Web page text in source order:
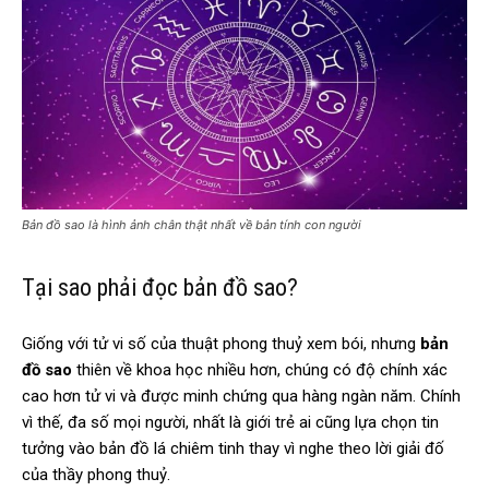
Bản đồ sao là hình ảnh chân thật nhất về bản tính con người
Tại sao phải đọc bản đồ sao?
Giống với tử vi số của thuật phong thuỷ xem bói, nhưng bản
đồ sao thiên về khoa học nhiều hơn, chúng có độ chính xác
cao hơn tử vi và được minh chứng qua hàng ngàn năm. Chính
vì thế, đa số mọi người, nhất là giới trẻ ai cũng lựa chọn tin
tưởng vào bản đồ lá chiêm tinh thay vì nghe theo lời giải đố
của thầy phong thuỷ.